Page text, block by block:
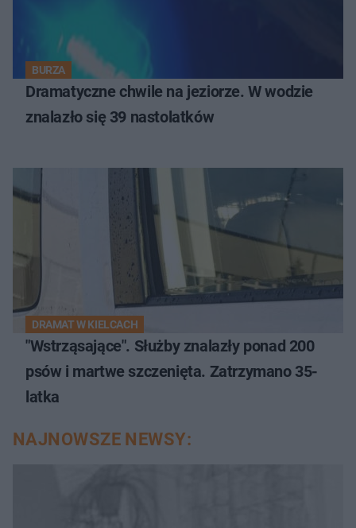
BURZA
Dramatyczne chwile na jeziorze. W wodzie
znalazło się 39 nastolatków
DRAMAT W KIELCACH
"Wstrząsające". Służby znalazły ponad 200
psów i martwe szczenięta. Zatrzymano 35-
latka
NAJNOWSZE NEWSY: